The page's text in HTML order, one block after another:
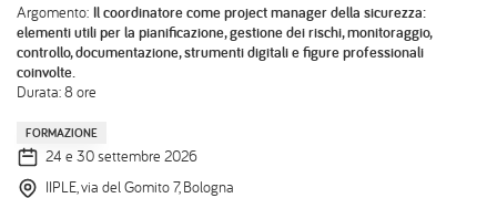
Argomento: Il coordinatore come project manager della sicurezza:
elementi utili per la pianificazione, gestione dei rischi, monitoraggio,
controllo, documentazione, strumenti digitali e figure professionali
coinvolte.
Durata: 8 ore
FORMAZIONE
24 e 30 settembre 2026
IIPLE, via del Gomito 7, Bologna